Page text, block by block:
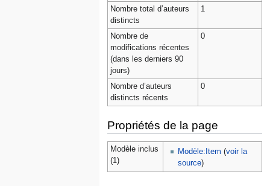
Nombre total d’auteurs
distincts
1
Nombre de
modifications récentes
(dans les derniers 90
jours)
0
Nombre d’auteurs
distincts récents
0
Propriétés de la page
Modèle inclus
(1)
Modèle:Item (voir la
source)